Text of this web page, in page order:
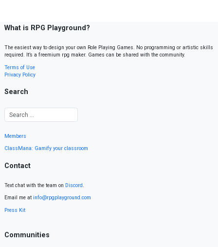
What is RPG Playground?
The easiest way to design your own Role Playing Games. No programming or artistic skills
required. It’s a freemium rpg maker. Games can be shared with the community.
Terms of Use
Privacy Policy
Search
Members
ClassMana: Gamify your classroom
Contact
Text chat with the team on Discord.
Email me at info@rpgplayground.com
Press Kit
Communities